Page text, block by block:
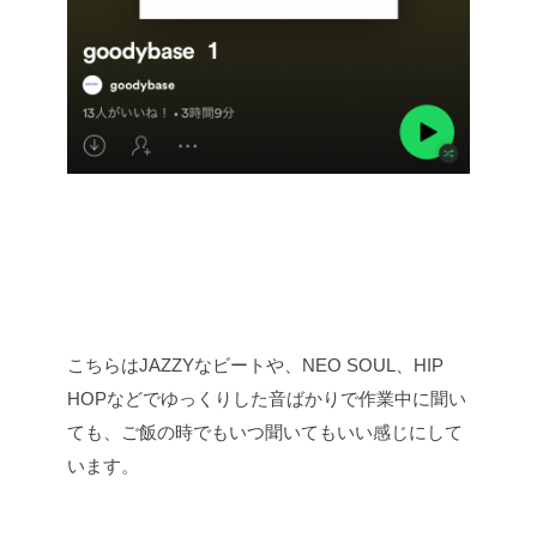
こちらはJAZZYなビートや、NEO SOUL、HIP
HOPなどでゆっくりした音ばかりで作業中に聞い
ても、ご飯の時でもいつ聞いてもいい感じにして
います。